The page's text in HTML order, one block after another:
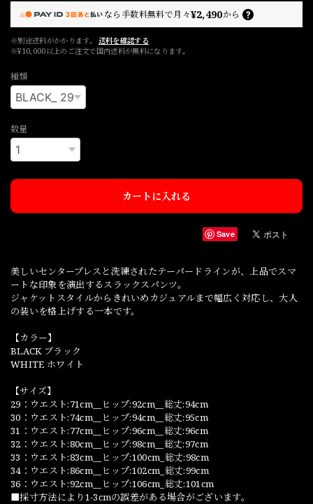
なら手数料無料で月々¥2,490から
※別途送料がかかります。
送料を確認する
※¥10,000以上のご注文で国内送料が無料になります。
種類
数量
カートに入れる
Save
美しいセンタープレスと洗練されたテーパードラインが、上品でスマ
ートな印象を演出するスラックスパンツ。
ジャケットスタイルからきれいめカジュアルまで幅広く対応し、大人
の装いを格上げする一本です。
【カラー】
BLACK ブラック
WHITE ホワイト
【サイズ】
29：ウエスト:71cm__ヒップ:92cm__総丈:94cm
30：ウエスト:74cm__ヒップ:94cm__総丈:95cm
31：ウエスト:77cm__ヒップ:96cm__総丈:96cm
32：ウエスト:80cm__ヒップ:98cm__総丈:97cm
33：ウエスト:83cm__ヒップ:100cm_総丈:98cm
34：ウエスト:86cm__ヒップ:102cm_総丈:99cm
36：ウエスト:92cm__ヒップ:106cm_総丈:101cm
■採寸方法により1-3cmの誤差がある場合がございます。